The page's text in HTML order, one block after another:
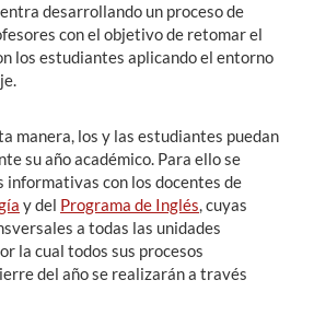
desarrollando un proceso de
con el objetivo de retomar el
los estudiantes aplicando el entorno
manera, los y las estudiantes puedan
su año académico. Para ello se
informativas con los docentes de
y del Programa de Inglés, cuyas
a todas las unidades
la cual todos sus procesos
del año se realizarán a través